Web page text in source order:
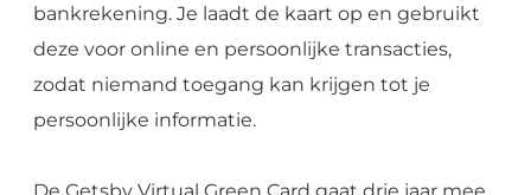
bankrekening. Je laadt de kaart op en gebruikt
deze voor online en persoonlijke transacties,
zodat niemand toegang kan krijgen tot je
persoonlijke informatie.